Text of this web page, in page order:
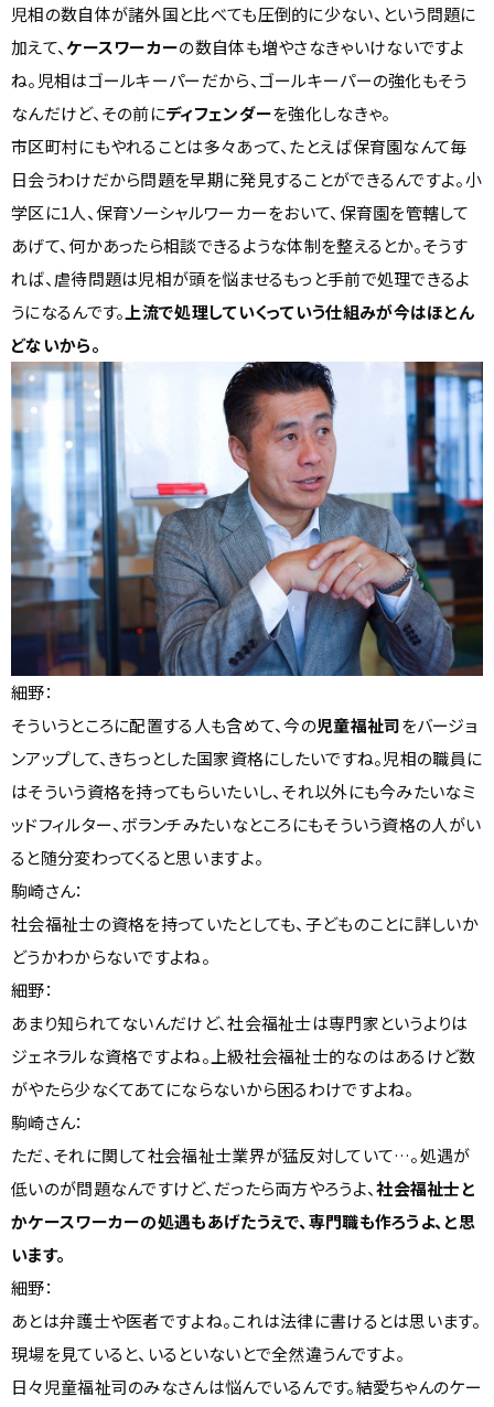
児相の数自体が諸外国と比べても圧倒的に少ない、という問題に
加えて、ケースワーカーの数自体も増やさなきゃいけないですよ
ね。児相はゴールキーパーだから、ゴールキーパーの強化もそう
なんだけど、その前にディフェンダーを強化しなきゃ。
市区町村にもやれることは多々あって、たとえば保育園なんて毎
日会うわけだから問題を早期に発見することができるんですよ。小
学区に1人、保育ソーシャルワーカーをおいて、保育園を管轄して
あげて、何かあったら相談できるような体制を整えるとか。そうす
れば、虐待問題は児相が頭を悩ませるもっと手前で処理できるよ
うになるんです。 上流で処理していくっていう仕組みが今はほとん
どないから。
細野：
そういうところに配置する人も含めて、今の児童福祉司をバージョ
ンアップして、きちっとした国家資格にしたいですね。児相の職員に
はそういう資格を持ってもらいたいし、それ以外にも今みたいなミ
ッドフィルター、ボランチみたいなところにもそういう資格の人がい
ると随分変わってくると思いますよ。
駒崎さん：
社会福祉士の資格を持っていたとしても、子どものことに詳しいか
どうかわからないですよね。
細野：
あまり知られてないんだけど、社会福祉士は専門家というよりは
ジェネラルな資格ですよね。上級社会福祉士的なのはあるけど数
がやたら少なくてあてにならないから困るわけですよね。
駒崎さん：
ただ、それに関して社会福祉士業界が猛反対していて…。処遇が
低いのが問題なんですけど、だったら両方やろうよ、社会福祉士と
かケースワーカーの処遇もあげたうえで、専門職も作ろうよ、と思
います。
細野：
あとは弁護士や医者ですよね。これは法律に書けるとは思います。
現場を見ていると、いるといないとで全然違うんですよ。
日々児童福祉司のみなさんは悩んでいるんです。結愛ちゃんのケー